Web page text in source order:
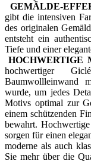
GEMÄLDE-
gibt die intensiven
des originalen
entsteht ein
Tiefe und einer
HOCHWERTIGE
hochwertiger
Baumwollleinwand
wurde, um jedes
Motivs optimal zur
einem schützenden
bewahrt.
sorgen für einen
moderne als auch
Sie mehr über die